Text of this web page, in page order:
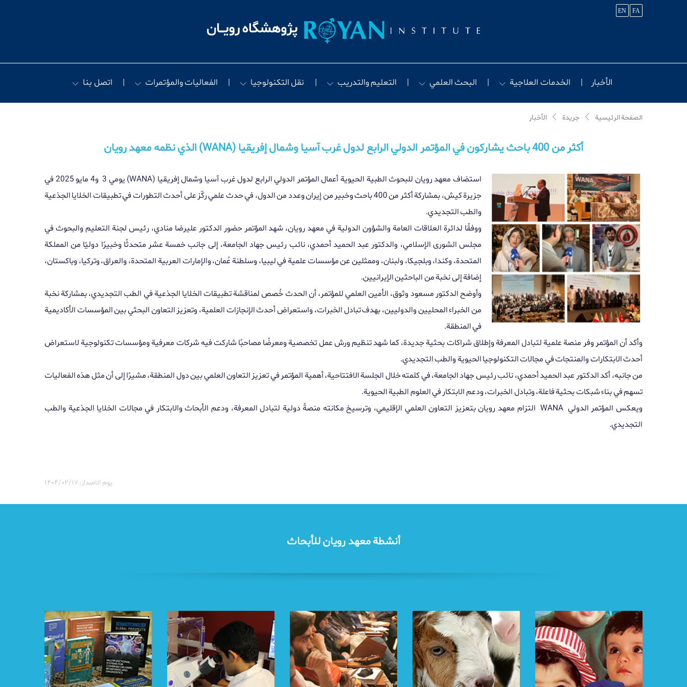
FA
EN
الأخبار الخدمات العلاجية البحث العلمي التعليم والتدريب نقل التكنولوجيا الفعاليات والمؤتمرات اتصل بنا
الصفحة الرئیسیة جريدة الأخبار
أكثر من 400 باحث يشاركون في المؤتمر الدولي الرابع لدول غرب آسيا وشمال إفريقيا (WANA) الذي نظمه معهد رويان
استضاف معهد رويان للبحوث الطبية الحيوية أعمال المؤتمر الدولي الرابع لدول غرب آسيا وشمال إفريقيا (WANA) يومي 3
و4 مايو 2025 في
جزيرة كيش، بمشاركة أكثر من 400
باحث وخبير من إيران وعدد من الدول، في حدث علمي ركّز على أحدث التطورات في تطبيقات الخلايا الجذعية
والطب التجديدي.
ووفقًا لدائرة العلاقات العامة والشؤون الدولية في معهد رويان، شهد المؤتمر حضور الدكتور عليرضا منادي، رئيس لجنة التعليم والبحوث في
مجلس الشورى الإسلامي، والدكتور عبد الحميد أحمدي، نائب رئيس جهاد الجامعة، إلى جانب خمسة عشر متحدثًا وخبيرًا دوليًا من المملكة
المتحدة، وكندا، وبلجيكا، ولبنان، وممثلين عن مؤسسات علمية في ليبيا، وسلطنة عُمان، والإمارات العربية المتحدة، والعراق، وتركيا، وباكستان،
إضافة إلى نخبة من الباحثين الإيرانيين.
وأوضح الدكتور مسعود وثوق، الأمين العلمي للمؤتمر، أن الحدث خُصص لمناقشة تطبيقات الخلايا الجذعية في الطب التجديدي، بمشاركة نخبة
من الخبراء المحليين والدوليين، بهدف تبادل الخبرات، واستعراض أحدث الإنجازات العلمية، وتعزيز التعاون البحثي بين المؤسسات الأكاديمية
في المنطقة.
وأكد أن المؤتمر وفر منصة علمية لتبادل المعرفة وإطلاق شراكات بحثية جديدة، كما شهد تنظيم ورش عمل تخصصية ومعرضًا مصاحبًا شاركت فيه شركات معرفية ومؤسسات تكنولوجية لاستعراض
أحدث الابتكارات والمنتجات في مجالات التكنولوجيا الحيوية والطب التجديدي.
من جانبه، أكد الدكتور عبد الحميد أحمدي، نائب رئيس جهاد الجامعة، في كلمته خلال الجلسة الافتتاحية، أهمية المؤتمر في تعزيز التعاون العلمي بين دول المنطقة، مشيرًا إلى أن مثل هذه الفعاليات
تسهم في بناء شبكات بحثية فاعلة، وتبادل الخبرات، ودعم الابتكار في العلوم الطبية الحيوية.
ويعكس المؤتمر الدولي
WANA التزام معهد رويان بتعزيز التعاون العلمي الإقليمي، وترسيخ مكانته منصةً دولية لتبادل المعرفة، ودعم الأبحاث والابتكار في مجالات الخلايا الجذعية والطب
التجديدي.
یوم الاصدار: ۱۴۰۴/۰۲/۱۷
أنشطة معهد رويان للأبحاث